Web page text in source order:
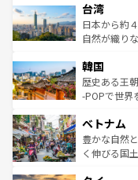
ならではの贅沢な旅
情報はコン
れるおもて
人々、おい
ク、伝統的
ワイを、存分に味わっ
はコンテン
リアリーフ
ク）、タス
ど、見どこ
いる。アク
ビング、ハ
い。オース
参照してほし
台湾
日本から約
自然が織り
ン）、静ひ
と山間の静
驚きをもた
容にもいい
照してほし
韓国
歴史ある王
-POPで世界
き、地方に
できる。そ
まで、さま
ベトナム
豊かな自然
く伸びる国